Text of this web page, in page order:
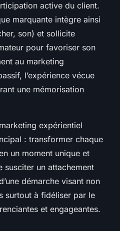
active du client.
marquante intègre ainsi
son) et sollicite
pour favoriser son
au marketing
l’expérience vécue
une mémorisation
expérientiel
: transformer chaque
un moment unique et
susciter un attachement
démarche visant non
surtout à fidéliser par le
et engageantes.